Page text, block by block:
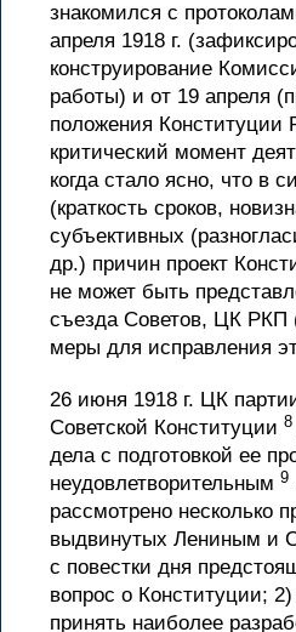
знакомился с
апреля 1918 г.
конструирование
работы) и от 19 апреля
положения
критический момент
когда стало ясно, что в
(краткость сроков,
субъективных
др.) причин проект
не может быть
съезда Советов, ЦК РКП
меры для исправления
26 июня 1918 г. ЦК
Советской Конституции 8
дела с подготовкой ее
неудовлетворительным 9
рассмотрено несколько
выдвинутых Лениным и
с повестки дня
вопрос о Конституции;
принять наиболее